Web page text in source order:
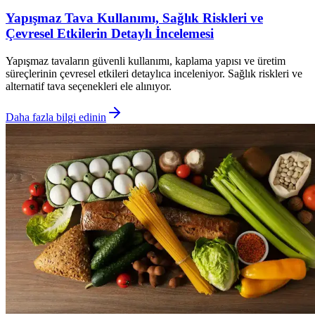
Yapışmaz Tava Kullanımı, Sağlık Riskleri ve
Çevresel Etkilerin Detaylı İncelemesi
Yapışmaz tavaların güvenli kullanımı, kaplama yapısı ve üretim
süreçlerinin çevresel etkileri detaylıca inceleniyor. Sağlık riskleri ve
alternatif tava seçenekleri ele alınıyor.
Daha fazla bilgi edinin